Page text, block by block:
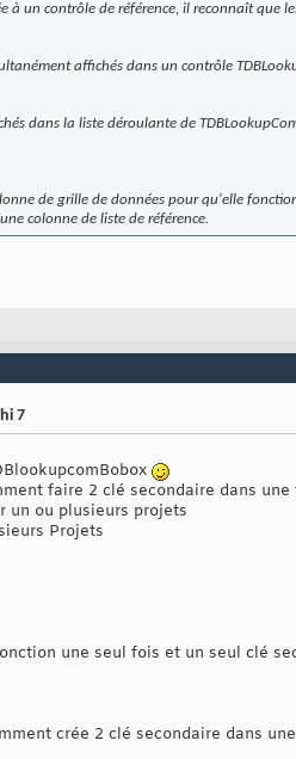
à un contrôle de référence, il reconnaît que
affichés dans un contrôle
dans la liste déroulante de
de grille de données pour qu'elle
colonne de liste de référence.
7
faire 2 clé secondaire dans
un ou plusieurs projets
Projets
une seul fois et un seul clé
crée 2 clé secondaire dans